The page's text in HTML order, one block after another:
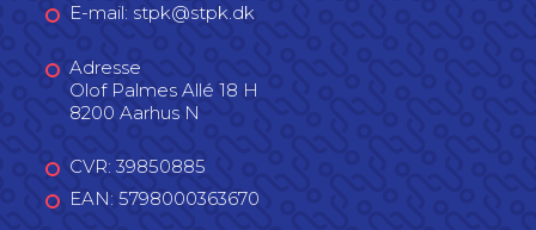
E-mail: stpk@stpk.dk
Adresse
Olof Palmes Allé 18 H
8200 Aarhus N
CVR: 39850885
EAN: 5798000363670